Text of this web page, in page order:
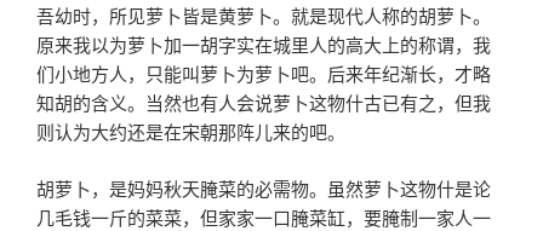
吾幼时，所见萝卜皆是黄萝卜。就是现代人称的胡萝卜。
原来我以为萝卜加一胡字实在城里人的高大上的称谓，我
们小地方人，只能叫萝卜为萝卜吧。后来年纪渐长，才略
知胡的含义。当然也有人会说萝卜这物什古已有之，但我
则认为大约还是在宋朝那阵儿来的吧。
胡萝卜，是妈妈秋天腌菜的必需物。虽然萝卜这物什是论
几毛钱一斤的菜菜，但家家一口腌菜缸，要腌制一家人一